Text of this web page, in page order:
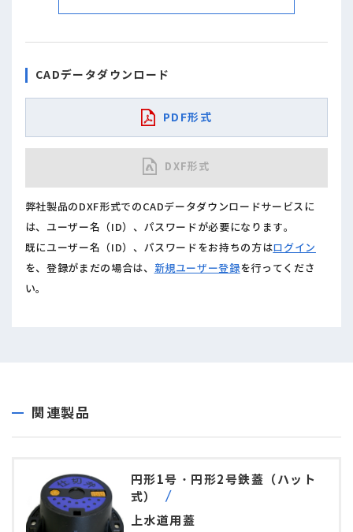
CADデータダウンロード
PDF形式
DXF形式
弊社製品のDXF形式でのCADデータダウンロードサービスに
は、ユーザー名（ID）、パスワードが必要になります。
既にユーザー名（ID）、パスワードをお持ちの方はログイン
を、登録がまだの場合は、 新規ユーザー登録を行ってくださ
い。
関連製品
円形1号・円形2号鉄蓋（ハット
式）
上水道用蓋